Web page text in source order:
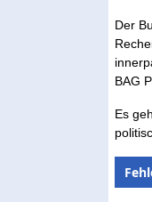
Der
BAG
Es